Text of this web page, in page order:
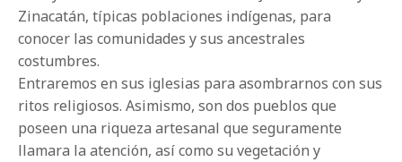
Zinacatán, típicas poblaciones indígenas, para
conocer las comunidades y sus ancestrales
costumbres.
Entraremos en sus iglesias para asombrarnos con sus
ritos religiosos. Asimismo, son dos pueblos que
poseen una riqueza artesanal que seguramente
llamara la atención, así como su vegetación y